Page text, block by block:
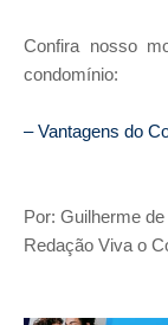
Confira nosso
condomínio:
– Vantagens do
Por: Guilherme
Redação Viva o